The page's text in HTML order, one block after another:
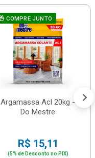
COMPRE JUNTO
Argamassa Acl 20kg -
Do Mestre
R$ 15,11
(5% de Desconto no PIX)